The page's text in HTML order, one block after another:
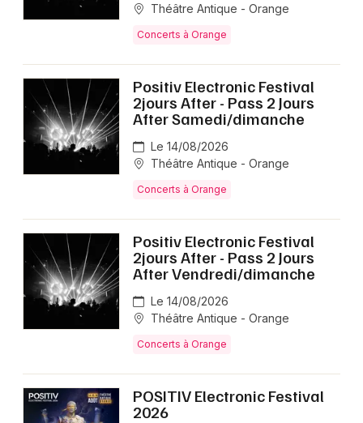
Théâtre Antique - Orange
Concerts à Orange
Positiv Electronic Festival
2jours After - Pass 2 Jours
After Samedi/dimanche
Le 14/08/2026
Théâtre Antique - Orange
Concerts à Orange
Positiv Electronic Festival
2jours After - Pass 2 Jours
After Vendredi/dimanche
Le 14/08/2026
Théâtre Antique - Orange
Concerts à Orange
POSITIV Electronic Festival
2026